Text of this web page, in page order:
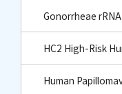
Gonorrheae rRNA
HC2 High-Risk
Human